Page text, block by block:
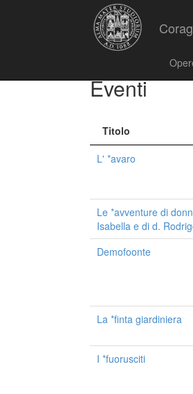
Eventi
Titolo
L' *avaro
Le *avventure di
Isabella e di d.
Demofoonte
La *finta giardiniera
I *fuorusciti